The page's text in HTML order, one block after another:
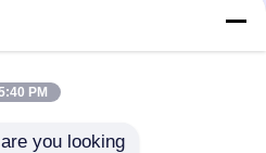
PM
you looking